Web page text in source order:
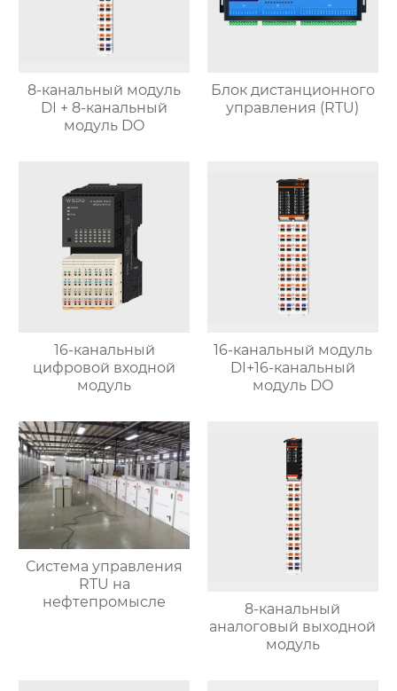
8-канальный модуль
DI + 8-канальный
модуль DO
Блок дистанционного
управления (RTU)
16-канальный
цифровой входной
модуль
16-канальный модуль
DI+16-канальный
модуль DO
Система управления
RTU на
нефтепромысле
8-канальный
аналоговый выходной
модуль